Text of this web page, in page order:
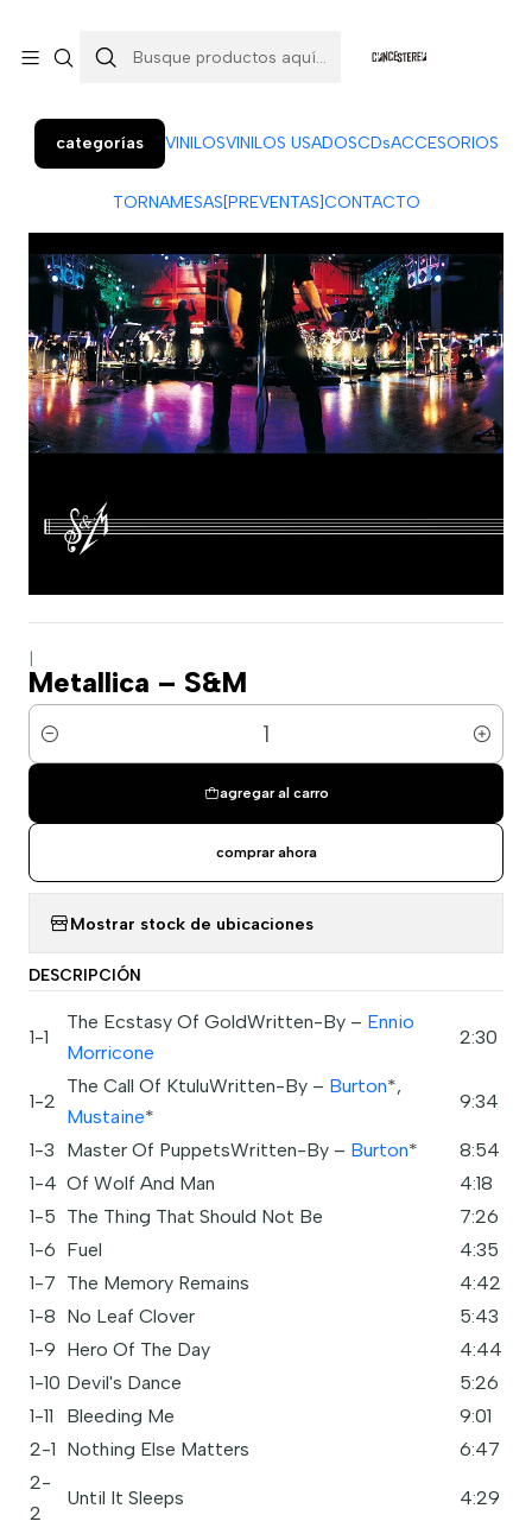
categorías VINILOSVINILOS USADOSCDsACCESORIOS
TORNAMESAS[PREVENTAS]CONTACTO
Metallica – S&M
Cantidad
agregar al carro
comprar ahora
Mostrar stock de ubicaciones
DESCRIPCIÓN
1-1
The Ecstasy Of GoldWritten-By – Ennio
Morricone
2:30
1-2
The Call Of KtuluWritten-By – Burton*,
Mustaine*
9:34
1-3 Master Of PuppetsWritten-By – Burton*
8:54
1-4 Of Wolf And Man
4:18
1-5 The Thing That Should Not Be
7:26
1-6 Fuel
4:35
1-7 The Memory Remains
4:42
1-8 No Leaf Clover
5:43
1-9 Hero Of The Day
4:44
1-10 Devil's Dance
5:26
1-11
Bleeding Me
9:01
2-1 Nothing Else Matters
6:47
2-
2
Until It Sleeps 4:29